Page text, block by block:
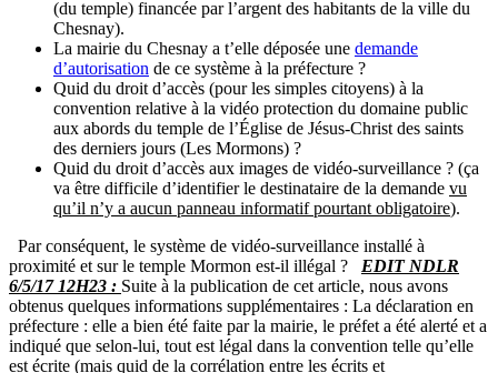
(du temple) financée par l’argent des habitants de la ville du
Chesnay).
La mairie du Chesnay a t’elle déposée une demande
d’autorisation de ce système à la préfecture ?
Quid du droit d’accès (pour les simples citoyens) à la
convention relative à la vidéo protection du domaine public
aux abords du temple de l’Église de Jésus-Christ des saints
des derniers jours (Les Mormons) ?
Quid du droit d’accès aux images de vidéo-surveillance ? (ça
va être difficile d’identifier le destinataire de la demande vu
qu’il n’y a aucun panneau informatif pourtant obligatoire).
Par conséquent, le système de vidéo-surveillance installé à
proximité et sur le temple Mormon est-il illégal ? EDIT NDLR
6/5/17 12H23 : Suite à la publication de cet article, nous avons
obtenus quelques informations supplémentaires : La déclaration en
préfecture : elle a bien été faite par la mairie, le préfet a été alerté et a
indiqué que selon-lui, tout est légal dans la convention telle qu’elle
est écrite (mais quid de la corrélation entre les écrits et